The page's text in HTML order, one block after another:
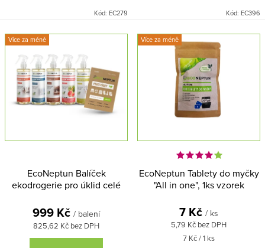
nečistotami ve spárách nebo
vodním kamenem v rychlovarné
konvici. Zkrátka kdekoliv ho
potřebujete. Díky praktickému
rozprašovači se velmi snadno
používá.
Kód: EC279
nepostradatelnými pomocníky při
úklidu vašeho domova. Tyto
prostředky se postarají o každý
povrch v domácnosti a to bez
chemie a škodlivých látek.
Kód: EC396
Více za méně
EcoNeptun Balíček
ekodrogerie pro úklid celé
825,62 Kč bez DPH
999 Kč / balení
Více za méně
EcoNeptun Tablety do myčky
"All in one", 1ks vzorek
5,79 Kč bez DPH
7 Kč / ks
Měrná
7 Kč / 1 ks